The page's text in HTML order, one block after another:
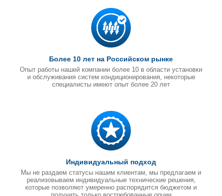
Более 10 лет на Российском рынке
Опыт работы нашей компании более 10 в области установки
и обслуживания систем кондиционирования, некоторые
специалисты имеют опыт более 20 лет
Индивидуальный подход
Мы не раздаем статусы нашим клиентам, мы предлагаем и
реализовываем индивидуальные технические решения,
которые позволяют умеренно распорядится бюджетом и